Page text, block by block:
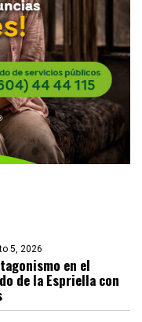
5, 2026
en el
de la Espriella con